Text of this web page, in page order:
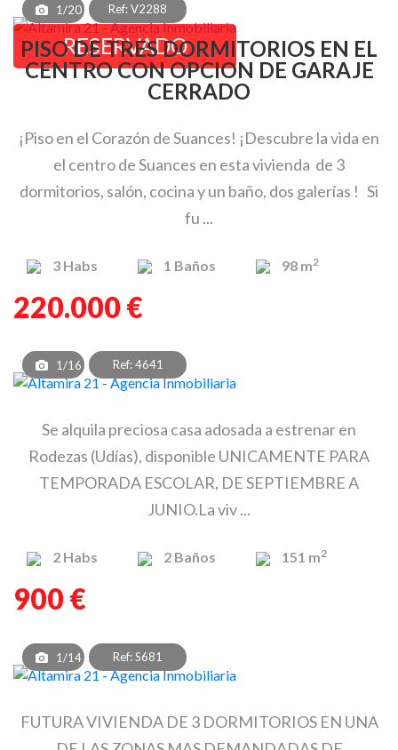
1/20 Ref: V2288
RESERVADO
PISO DE TRES DORMITORIOS EN EL
CENTRO CON OPCION DE GARAJE
CERRADO
¡Piso en el Corazón de Suances! ¡Descubre la vida en
el centro de Suances en esta vivienda de 3
dormitorios, salón, cocina y un baño, dos galerías ! Si
fu ...
3 Habs 1 Baños 98 m2
220.000 €
1/16 Ref: 4641
Se alquila preciosa casa adosada a estrenar en
Rodezas (Udías), disponible UNICAMENTE PARA
TEMPORADA ESCOLAR, DE SEPTIEMBRE A
JUNIO.La viv ...
2 Habs 2 Baños 151 m2
900 €
1/14 Ref: S681
FUTURA VIVIENDA DE 3 DORMITORIOS EN UNA